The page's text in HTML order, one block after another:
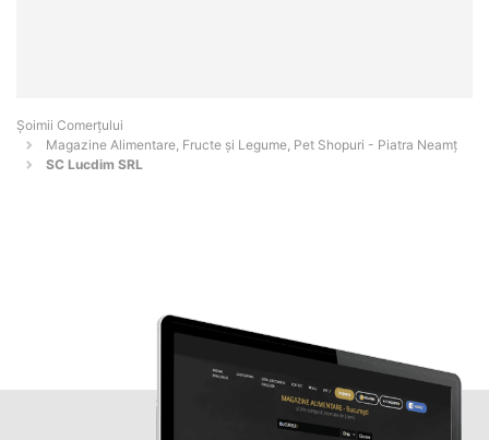
Șoimii Comerțului
Magazine Alimentare, Fructe și Legume, Pet Shopuri - Piatra Neamţ
SC Lucdim SRL